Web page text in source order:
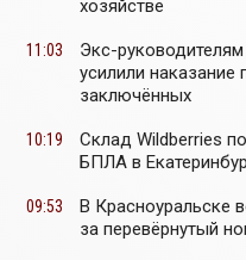
хозяйстве
11:03
Экс-
усилили наказание
заключённых
10:19
Склад Wildberries
БПЛА в
09:53
В Красноуральске
за перевёрнутый